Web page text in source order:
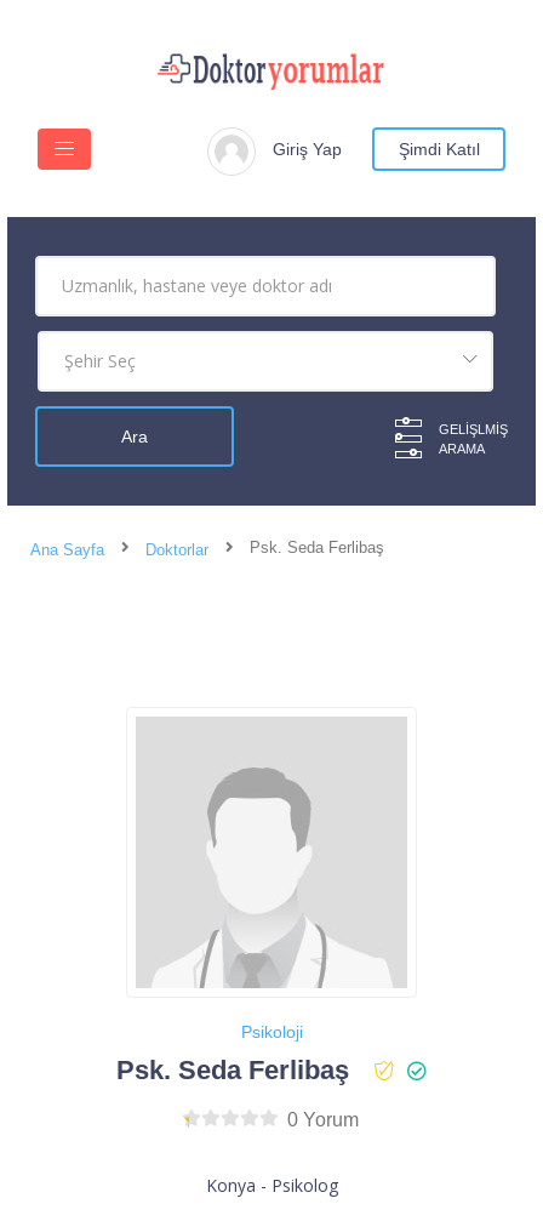
Giriş Yap Şimdi Katıl
GELIŞLMIŞ
ARAMA
Ana Sayfa Doktorlar Psk. Seda Ferlibaş
Psikoloji
Psk. Seda Ferlibaş
0 Yorum
Konya - Psikolog